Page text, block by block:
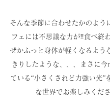
そんな季節に合わせたかのよう
フェには不思議な力が‼️食べ終
ぜかふっと身体が軽くなるよう
きりしたような、、、まさに
ている“小さくされど力強い光”
な世界でお楽しみくだ